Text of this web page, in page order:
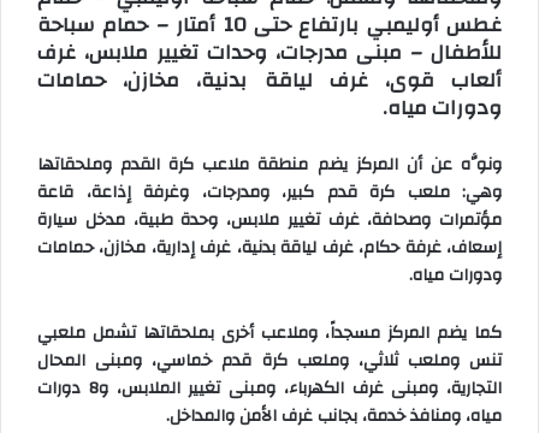
غطس أوليمبي بارتفاع حتى 10 أمتار – حمام سباحة
للأطفال – مبنى مدرجات، وحدات تغيير ملابس، غرف
ألعاب قوى، غرف لياقة بدنية، مخازن، حمامات
ودورات مياه.
ونوَّه عن أن المركز يضم منطقة ملاعب كرة القدم وملحقاتها
وهي: ملعب كرة قدم كبير، ومدرجات، وغرفة إذاعة، قاعة
مؤتمرات وصحافة، غرف تغيير ملابس، وحدة طبية، مدخل سيارة
إسعاف، غرفة حكام، غرف لياقة بدنية، غرف إدارية، مخازن، حمامات
ودورات مياه.
كما يضم المركز مسجداً، وملاعب أخرى بملحقاتها تشمل ملعبي
تنس وملعب ثلاثي، وملعب كرة قدم خماسي، ومبنى المحال
التجارية، ومبنى غرف الكهرباء، ومبنى تغيير الملابس، و8 دورات
مياه، ومنافذ خدمة، بجانب غرف الأمن والمداخل.